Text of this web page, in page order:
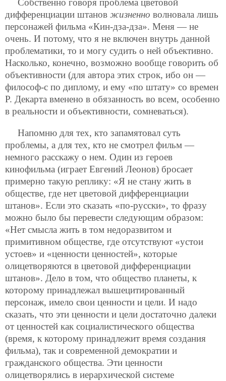
Собственно говоря проблема цветовой
дифференциации штанов жизненно волновала лишь
персонажей фильма «Кин-дза-дза». Меня — не
очень. И потому, что я не включен внутрь данной
проблематики, то и могу судить о ней объективно.
Насколько, конечно, возможно вообще говорить об
объективности (для автора этих строк, ибо он —
философ-с по диплому, и ему «по штату» со времен
Р. Декарта вменено в обязанность во всем, особенно
в реальности и объективности, сомневаться).
Напомню для тех, кто запамятовал суть
проблемы, а для тех, кто не смотрел фильм —
немного расскажу о нем. Один из героев
кинофильма (играет Евгений Леонов) бросает
примерно такую реплику: «Я не стану жить в
обществе, где нет цветовой дифференциации
штанов». Если это сказать «по-русски», то фразу
можно было бы перевести следующим образом:
«Нет смысла жить в том недоразвитом и
примитивном обществе, где отсутствуют «устои
устоев» и «ценности ценностей», которые
олицетворяются в цветовой дифференциации
штанов». Дело в том, что общество планеты, к
которому принадлежал вышецитированный
персонаж, имело свои ценности и цели. И надо
сказать, что эти ценности и цели достаточно далеки
от ценностей как социалистического общества
(время, к которому принадлежит время создания
фильма), так и современной демократии и
гражданского общества. Эти ценности
олицетворялись в иерархической системе